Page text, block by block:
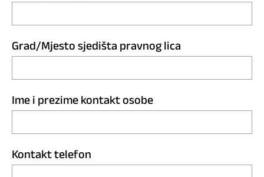
Grad/Mjesto sjedišta pravnog lica
Ime i prezime kontakt osobe
Kontakt telefon